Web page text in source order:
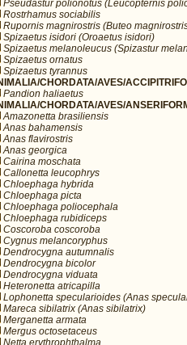
Pseudastur polionotus (Leucopternis
Rostrhamus sociabilis
Rupornis magnirostris (Buteo
Spizaetus isidori (Oroaetus isidori)
Spizaetus melanoleucus (Spizastur
Spizaetus ornatus
Spizaetus tyrannus
CHORDATA/AVES/
Pandion haliaetus
CHORDATA/AVES/
Amazonetta brasiliensis
Anas bahamensis
Anas flavirostris
Anas georgica
Cairina moschata
Callonetta leucophrys
Chloephaga hybrida
Chloephaga picta
Chloephaga poliocephala
Chloephaga rubidiceps
Coscoroba coscoroba
Cygnus melancoryphus
Dendrocygna autumnalis
Dendrocygna bicolor
Dendrocygna viduata
Heteronetta atricapilla
Lophonetta specularioides (Anas
Mareca sibilatrix (Anas sibilatrix)
Merganetta armata
Mergus octosetaceus
Netta erythrophthalma